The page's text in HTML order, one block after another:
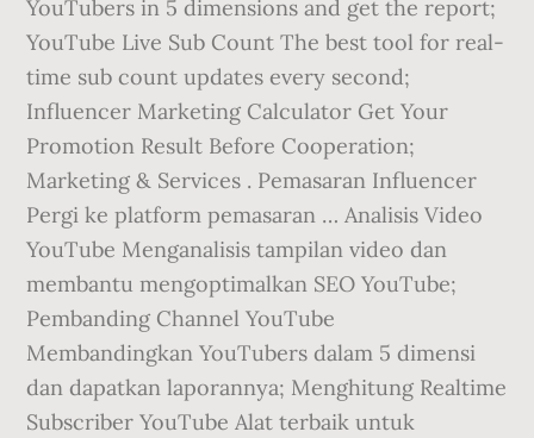
YouTubers in 5 dimensions and get the report;
YouTube Live Sub Count The best tool for real-
time sub count updates every second;
Influencer Marketing Calculator Get Your
Promotion Result Before Cooperation;
Marketing & Services . Pemasaran Influencer
Pergi ke platform pemasaran … Analisis Video
YouTube Menganalisis tampilan video dan
membantu mengoptimalkan SEO YouTube;
Pembanding Channel YouTube
Membandingkan YouTubers dalam 5 dimensi
dan dapatkan laporannya; Menghitung Realtime
Subscriber YouTube Alat terbaik untuk